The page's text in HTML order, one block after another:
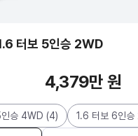
터보 5인승 2WD
4,379만 원
승 4WD (4) 1.6 터보 6인